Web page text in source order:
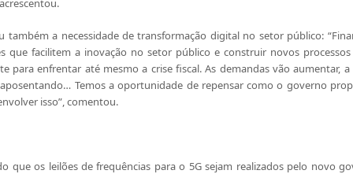
também a necessidade de transformação digital no setor público:
que facilitem a inovação no setor público e construir novos
para enfrentar até mesmo a crise fiscal. As demandas vão aumentar,
Temos a oportunidade de repensar como o governo
isso”, comentou.
que os leilões de frequências para o 5G sejam realizados pelo novo